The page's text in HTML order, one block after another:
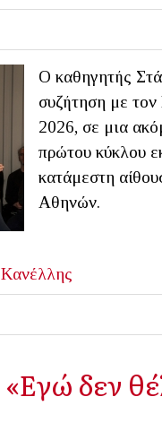
Ο καθηγητής
συζήτηση με τον
2026, σε μια
πρώτου κύκλου
κατάμεστη
Αθηνών.
«Εγώ δεν